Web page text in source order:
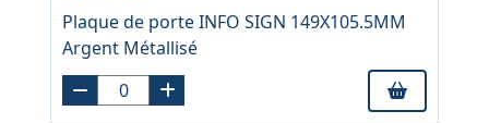
Plaque de porte INFO SIGN 149X105.5MM
Argent Métallisé